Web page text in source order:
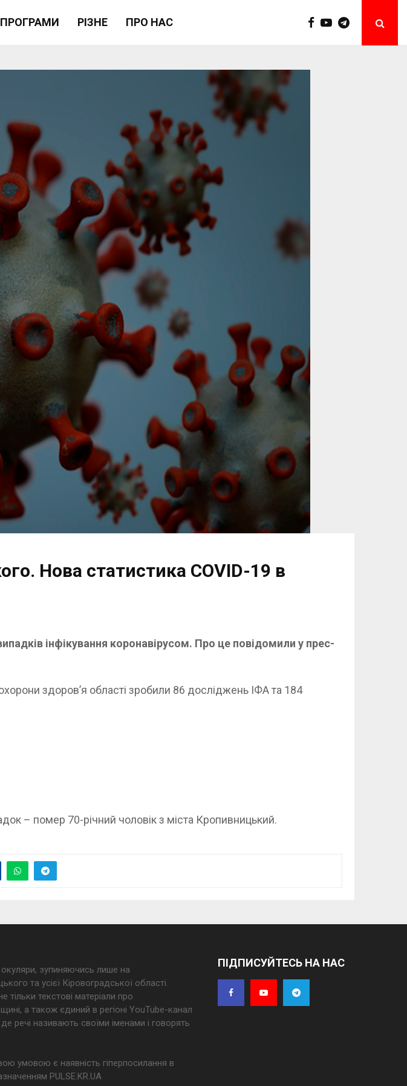
ПРОГРАМИ РІЗНЕ ПРО НАС
Нова статистика COVID-19 в
інфікування коронавірусом. Про це повідомили у прес-
здоров’я області зробили 86 досліджень ІФА та 184
– помер 70-річний чоловік з міста Кропивницький.
зупиняючись лише на
та усієї Кіровоградської області.
текстові матеріали про
а також єдиний в регіоні YouTube-канал
речі називають своїми іменами і говорять
умовою є наявність гіперпосилання в
PULSE.KR.UA
ПІДПИСУЙТЕСЬ НА НАС